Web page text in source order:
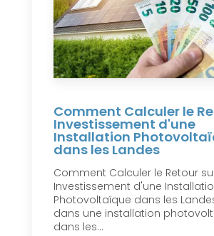
Comment Calculer le
Investissement d'une
Installation
dans les Landes
Comment Calculer le Retour
Investissement d'une
Photovoltaïque dans les
dans une installation
dans les...